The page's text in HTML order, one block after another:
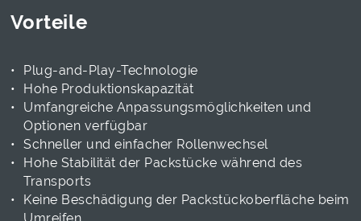
Vorteile
Plug-and-Play-Technologie
Hohe Produktionskapazität
Umfangreiche Anpassungsmöglichkeiten und
Optionen verfügbar
Schneller und einfacher Rollenwechsel
Hohe Stabilität der Packstücke während des
Transports
Keine Beschädigung der Packstückoberfläche beim
Umreifen